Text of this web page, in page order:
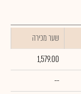
שער מכירה
1,579.00
--